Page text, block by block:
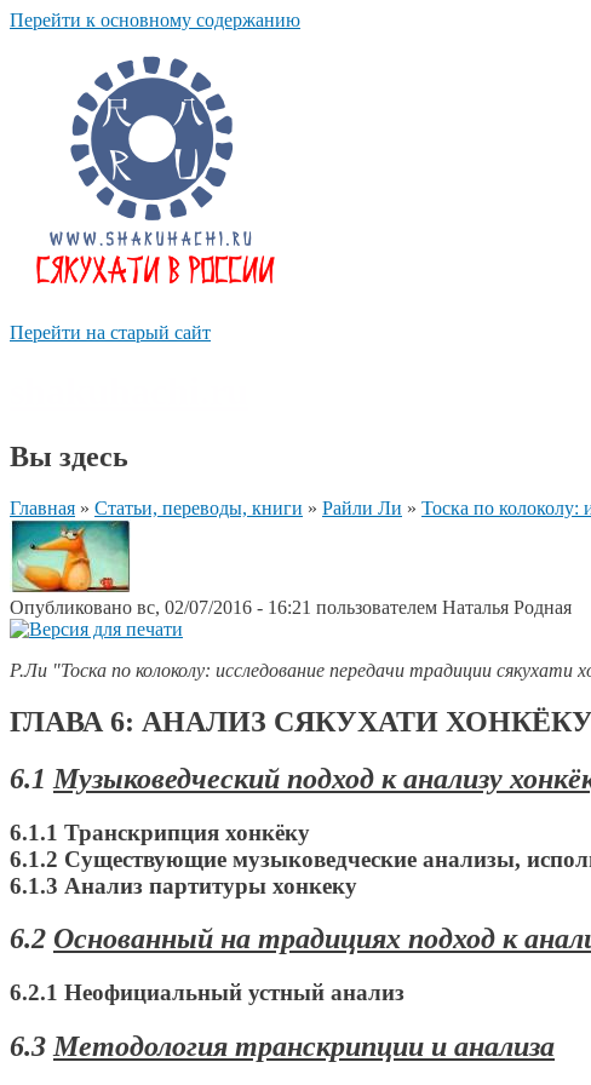
Перейти к основному содержанию
Перейти на старый сайт
Вы здесь
Главная » Статьи, переводы, книги » Райли Ли » Тоска по колоколу:
Опубликовано вс, 02/07/2016 - 16:21 пользователем Наталья Родная
Р.Ли "Тоска по колоколу: исследование передачи традиции сякухати
ГЛАВА 6: АНАЛИЗ СЯКУХАТИ
6.1 Музыковедческий подход к анализу
6.1.1 Транскрипция хонкёку
6.1.2 Существующие музыковедческие анализы,
6.1.3 Анализ партитуры хонкеку
6.2 Основанный на традициях подход к
6.2.1 Неофициальный устный анализ
6.3Методология транскрипции и анализа